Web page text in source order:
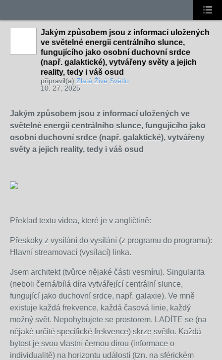
Jakým způsobem jsou z informací uložených
ve světelné energii centrálního slunce,
fungujícího jako osobní duchovní srdce
(např. galaktické), vytvářeny světy a jejich
reality, tedy i váš osud
připravil(a) Zlaté Živé Světlo
10. 27, 2025
Jakým způsobem jsou z informací uložených ve
světelné energii centrálního slunce, fungujícího jako
osobní duchovní srdce (např. galaktické), vytvářeny
světy a jejich reality, tedy i váš osud
Překlad textu videa, které je v angličtině:
Přeskoky z vysílání do vysílání (z programu do programu):
Hlavní streamovací (vysílací) linka.
Jsem architekt (tvůrce nějaké části vesmíru). Singularita
(neboli černá/bílá díra vytvářející centrální slunce,
fungující jako duchovní srdce, např. galaxie). Ve mně
existuje každá frekvence, každá časová linie, každý
možný svět. Nepohybujete se prostorem. LADÍTE se (na
nějaké určité specifické frekvence) skrze světlo. Každá
bytost je svou vlastní černou dírou (informace o
individualitě) na horizontu událostí (tzn. na sférickém